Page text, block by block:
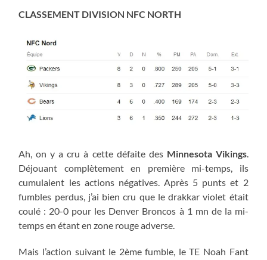
CLASSEMENT DIVISION NFC NORTH
Ah, on y a cru à cette défaite des Minnesota Vikings.
Déjouant complètement en première mi-temps, ils
cumulaient les actions négatives. Après 5 punts et 2
fumbles perdus, j’ai bien cru que le drakkar violet était
coulé : 20-0 pour les Denver Broncos à 1 mn de la mi-
temps en étant en zone rouge adverse.
Mais l’action suivant le 2ème fumble, le TE Noah Fant